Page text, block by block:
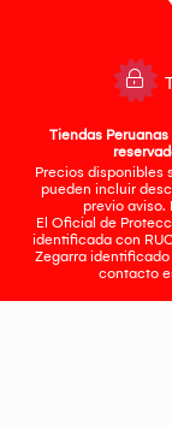
Tiendas Peruanas
Precios disponibles
pueden incluir
previo aviso.
El Oficial de
identificada con
Zegarra identificado
contacto